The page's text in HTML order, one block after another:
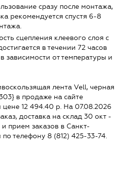
сразу после монтажа,
рекомендуется спустя 6-8
сцепления клеевого слоя с
в течении 72 часов
зависимости от температуры и
лента Vell, черная
в продаже на сайте
цене 12 494.40 р. На 07.08.2026
доставка на склад 30 окт -
прием заказов в Санкт-
по телефону 8 (812) 425-33-74.